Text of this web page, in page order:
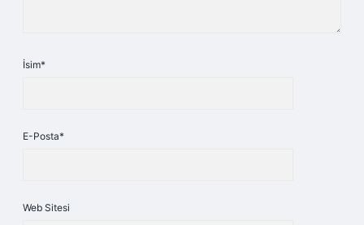
İsim*
E-Posta*
Web Sitesi